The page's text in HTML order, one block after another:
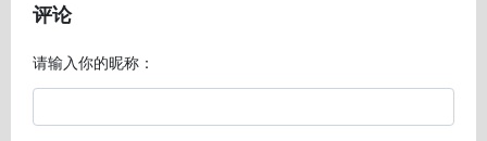
评论
请输入你的昵称：